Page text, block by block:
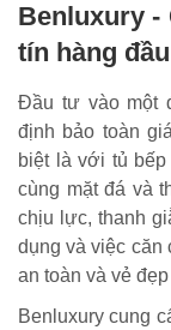
Benluxury -
tín hàng đầu
Đầu tư vào một
định bảo toàn
biệt là với tủ
cùng mặt đá và
chịu lực, thanh
dụng và việc căn
an toàn và vẻ
Benluxury cung